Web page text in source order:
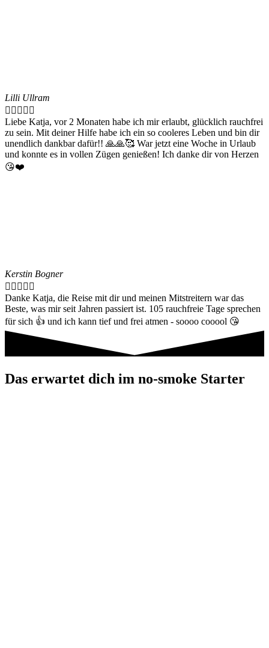
Lilli Ullram
    
Liebe Katja, vor 2 Monaten habe ich mir erlaubt, glücklich rauchfrei
zu sein. Mit deiner Hilfe habe ich ein so cooleres Leben und bin dir
unendlich dankbar dafür!! 🙏🙏🥰 War jetzt eine Woche in Urlaub
und konnte es in vollen Zügen genießen! Ich danke dir von Herzen
😘❤️
Kerstin Bogner
    
Danke Katja, die Reise mit dir und meinen Mitstreitern war das
Beste, was mir seit Jahren passiert ist. 105 rauchfreie Tage sprechen
für sich 👍 und ich kann tief und frei atmen - soooo cooool 😘
Das erwartet dich im no-smoke Starter